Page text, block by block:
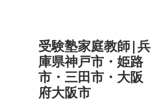
受験塾家庭教師|兵
庫県神戸市・姫路
市・三田市・大阪
府大阪市